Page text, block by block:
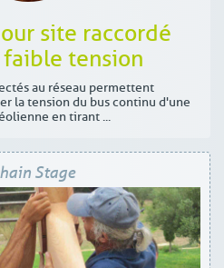
site raccordé
faible tension
au réseau permettent
la tension du bus continu d'une
en tirant ...
Stage